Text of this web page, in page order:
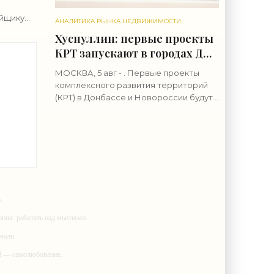
АНАЛИТИКА РЫНКА НЕДВИЖИМОСТИ
Хуснуллин: первые проекты
КРТ запускают в городах ДНР
- «Строительство»
МОСКВА, 5 авг - . Первые проекты
комплексного развития территорий
(КРТ) в Донбассе и Новороссии будут
работать над мыслями.
— самолюбование.